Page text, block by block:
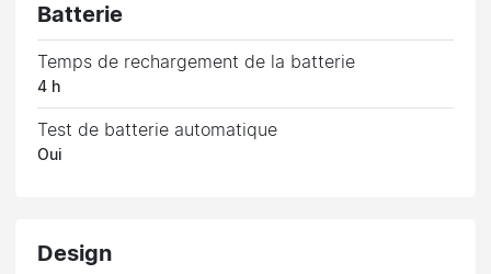
Batterie
Temps de rechargement de la batterie
4 h
Test de batterie automatique
Oui
Design